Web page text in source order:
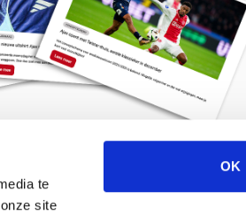
te
site
OK
Meld je aan voor de nieuwsbrief